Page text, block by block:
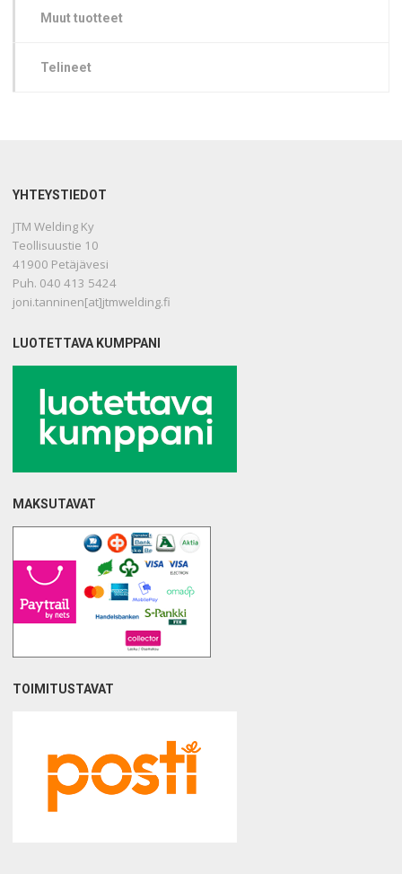
Muut tuotteet
Telineet
YHTEYSTIEDOT
JTM Welding Ky
Teollisuustie 10
41900 Petäjävesi
Puh. 040 413 5424
joni.tanninen[at]jtmwelding.fi
LUOTETTAVA KUMPPANI
MAKSUTAVAT
TOIMITUSTAVAT